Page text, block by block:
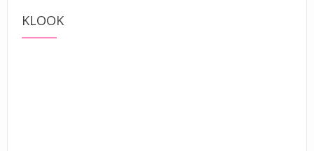
KLOOK